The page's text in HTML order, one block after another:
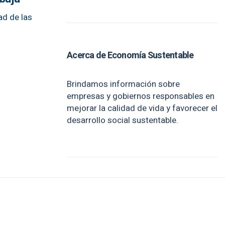
de las
Acerca de Economía Sustentable
Brindamos información sobre
empresas y gobiernos responsables en
mejorar la calidad de vida y favorecer el
desarrollo social sustentable.